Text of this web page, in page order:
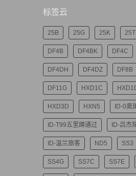
标签云
25B 25G 25K 25T
DF4B DF4BK DF4C
DF4DH DF4DZ DF8B
DF11G HXD1C
HXD3D HXN5 ID-0奥
ID-T99五里蹲通过 ID-吕杰
ID-温兰旅客 ND5 SS3
SS4G SS7C SS7E